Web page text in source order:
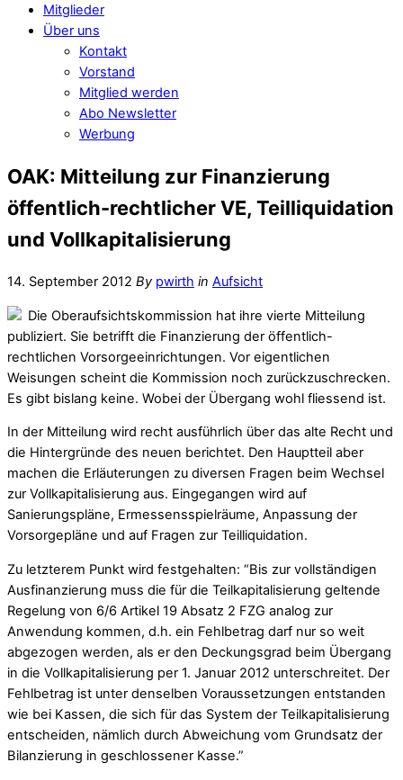
Mitglieder
Über uns
Kontakt
Vorstand
Mitglied werden
Abo Newsletter
Werbung
OAK: Mitteilung zur Finanzierung
öffentlich-rechtlicher VE, Teilliquidation
und Vollkapitalisierung
14. September 2012 By pwirth in Aufsicht
Die Oberaufsichtskommission hat ihre vierte Mitteilung
publiziert. Sie betrifft die Finanzierung der öffentlich-
rechtlichen Vorsorgeeinrichtungen. Vor eigentlichen
Weisungen scheint die Kommission noch zurückzuschrecken.
Es gibt bislang keine. Wobei der Übergang wohl fliessend ist.
In der Mitteilung wird recht ausführlich über das alte Recht und
die Hintergründe des neuen berichtet. Den Hauptteil aber
machen die Erläuterungen zu diversen Fragen beim Wechsel
zur Vollkapitalisierung aus. Eingegangen wird auf
Sanierungspläne, Ermessensspielräume, Anpassung der
Vorsorgepläne und auf Fragen zur Teilliquidation.
Zu letzterem Punkt wird festgehalten: “Bis zur vollständigen
Ausfinanzierung muss die für die Teilkapitalisierung geltende
Regelung von 6/6 Artikel 19 Absatz 2 FZG analog zur
Anwendung kommen, d.h. ein Fehlbetrag darf nur so weit
abgezogen werden, als er den Deckungsgrad beim Übergang
in die Vollkapitalisierung per 1. Januar 2012 unterschreitet. Der
Fehlbetrag ist unter denselben Voraussetzungen entstanden
wie bei Kassen, die sich für das System der Teilkapitalisierung
entscheiden, nämlich durch Abweichung vom Grundsatz der
Bilanzierung in geschlossener Kasse.”